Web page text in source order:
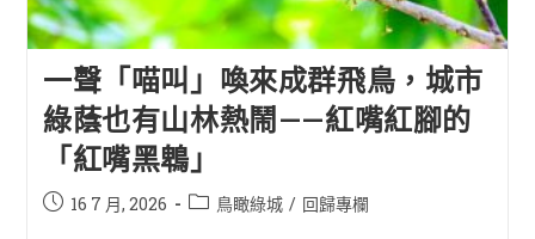
一聲「喵叫」喚來成群飛鳥，城市
綠蔭也有山林熱鬧——紅嘴紅腳的
「紅嘴黑鵯」
16 7 月, 2026 鳥瞰綠城 / 回歸專欄